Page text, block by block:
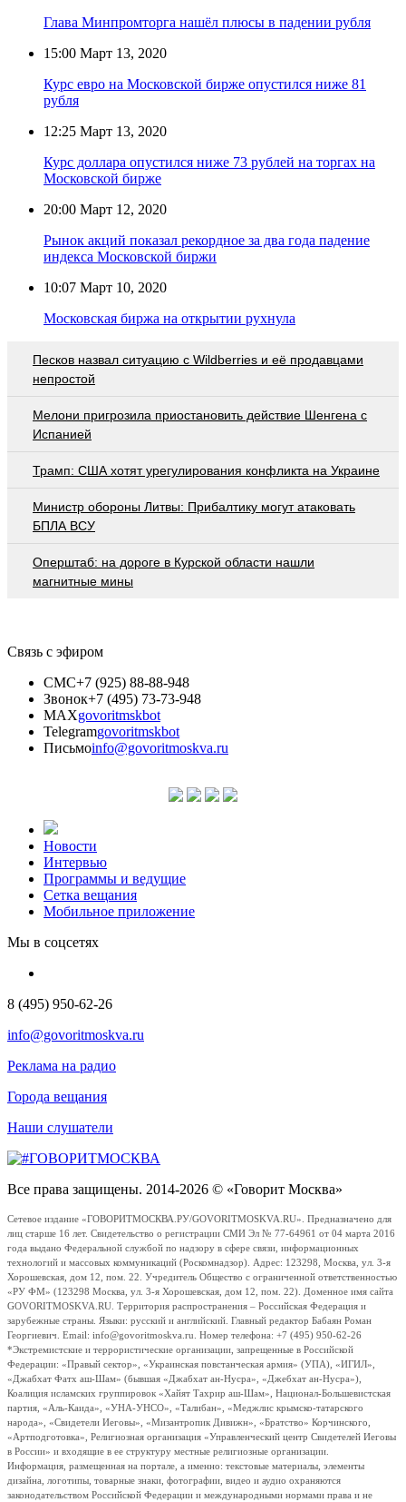
Глава Минпромторга нашёл плюсы в падении рубля
15:00 Март 13, 2020
Курс евро на Московской бирже опустился ниже 81
рубля
12:25 Март 13, 2020
Курс доллара опустился ниже 73 рублей на торгах на
Московской бирже
20:00 Март 12, 2020
Рынок акций показал рекордное за два года падение
индекса Московской биржи
10:07 Март 10, 2020
Московская биржа на открытии рухнула
Песков назвал ситуацию с Wildberries и её продавцами
непростой
Мелони пригрозила приостановить действие Шенгена с
Испанией
Трамп: США хотят урегулирования конфликта на Украине
Министр обороны Литвы: Прибалтику могут атаковать
БПЛА ВСУ
Оперштаб: на дороге в Курской области нашли
магнитные мины
Связь с эфиром
СМС+7 (925) 88-88-948
Звонок+7 (495) 73-73-948
MAXgovoritmskbot
Telegramgovoritmskbot
Письмоinfo@govoritmoskva.ru
Новости
Интервью
Программы и ведущие
Сетка вещания
Мобильное приложение
Мы в соцсетях
8 (495) 950-62-26
info@govoritmoskva.ru
Реклама на радио
Города вещания
Наши слушатели
Все права защищены. 2014-2026 © «Говорит Москва»
Сетевое издание «ГОВОРИТМОСКВА.РУ/GOVORITMOSKVA.RU». Предназначено для
лиц старше 16 лет. Свидетельство о регистрации СМИ Эл № 77-64961 от 04 марта 2016
года выдано Федеральной службой по надзору в сфере связи, информационных
технологий и массовых коммуникаций (Роскомнадзор). Адрес: 123298, Москва, ул. 3-я
Хорошевская, дом 12, пом. 22. Учредитель Общество с ограниченной ответственностью
«РУ ФМ» (123298 Москва, ул. 3-я Хорошевская, дом 12, пом. 22). Доменное имя сайта
GOVORITMOSKVA.RU. Территория распространения – Российская Федерация и
зарубежные страны. Языки: русский и английский. Главный редактор Бабаян Роман
Георгиевич. Email: info@govoritmoskva.ru. Номер телефона: +7 (495) 950-62-26
*Экстремистские и террористические организации, запрещенные в Российской
Федерации: «Правый сектор», «Украинская повстанческая армия» (УПА), «ИГИЛ»,
«Джабхат Фатх аш-Шам» (бывшая «Джабхат ан-Нусра», «Джебхат ан-Нусра»),
Коалиция исламских группировок «Хайят Тахрир аш-Шам», Национал-Большевистская
партия, «Аль-Каида», «УНА-УНСО», «Талибан», «Меджлис крымско-татарского
народа», «Свидетели Иеговы», «Мизантропик Дивижн», «Братство» Корчинского,
«Артподготовка», Религиозная организация «Управленческий центр Свидетелей Иеговы
в России» и входящие в ее структуру местные религиозные организации.
Информация, размещенная на портале, а именно: текстовые материалы, элементы
дизайна, логотипы, товарные знаки, фотографии, видео и аудио охраняются
законодательством Российской Федерации и международными нормами права и не